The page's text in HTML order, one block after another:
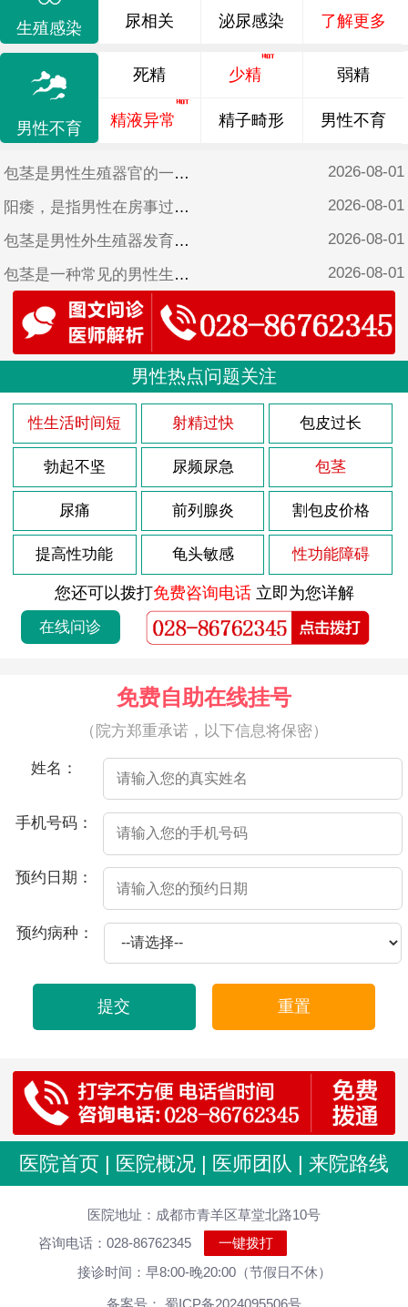
生殖感染 尿相关 泌尿感染 了解更多
男性不育
死精 少精 弱精
精液异常 精子畸形 男性不育
包茎是男性生殖器官的一种常见疾病，特别是在儿童时期。它是指男性阴茎的包皮无法完全向后拉伸，从而无法暴露出阴茎头部。尽管包茎在儿童时期很常见，但它可能会引起一些潜在的健康问题。医院将探讨一下10岁小男孩包茎的症状以及可能的治疗方法。 2026-08-01
阳痿，是指男性在房事过程中没发硬起来或者保持勃起的现象。在医学上，阳痿也称为勃起功能障碍，简称为ED，是男性性功能障碍的一种常见类型。近年来，随着生活方式的改变和心理压力的增加，阳痿的患病率也不断上升，给许多男性带来了不少困扰。 2026-08-01
包茎是男性外生殖器发育异常的一种常见情况，通常在婴儿时期就可以观察到。包茎是指男性的包皮无法完全向后拉开，从而无法暴露龟头。在5岁的孩子身上，包茎的症状可能会更加明显。 2026-08-01
包茎是一种常见的男性生殖器官异常，尤其在幼儿时期更为常见。对于4岁男宝来说，包茎症状可能会引起家长的担忧和不安。医院将详细介绍包茎的症状，并为家长提供解决方法，以帮助他们更好地理解和处理这一问题。 2026-08-01
列腺炎是男性常见的疾病之一，尽管多发于成年男性，但也有少数青少年患者。本文将探讨17岁前列腺炎的原因，并提供一些预防措施，帮助读者了解并预防这一疾病。
包茎是男性生殖器官的一种常见疾病，特别是在儿童中。9岁的包茎症状可能会引起家长的担忧和孩子的不适，因此及早了解、正确对待这一问题至关重要。医院将为您详细介绍9岁包茎的症状，帮助您更好地关爱孩子的健康成长。 2026-08-01
3型前列腺炎是一种常见的男性疾病，它主要是由于多种原因引起的。医院将详细介绍一下3型前列腺炎的原因。
包茎是一种常见的男性生殖器官异常，通常在出生后不久就能够观察到。对于一个6岁的男孩来说，包茎可能会引起一些症状和问题。医院将探讨一下6岁儿童包茎的症状以及可能的解决方法。 2026-08-01
首先需要明确的是，阳痿是一种男性性功能障碍，其主要表现是没发达到或维持勃起状态，而非仅仅是射精过快或过多。因此，5分钟射精算不上阳痿。 2026-08-01
医院表示：17岁前的男性患上前列腺炎的原因有很多，主要包括以下几个方面。 2026-08-01
射精疼痛是指男性在射精的过程中感到疼痛或不适。这种疼痛可能会出现在射精前、射精后或持续一段时间。射精疼痛可能由多种原因引起，以下是一些常见的原因。 2026-07-21
医院介绍射精时会痛，可能是由于以下原因： 2026-07-21
射精时带血，是许多男性都会遇到的问题，通常情况下，这种现象并不会引起严重的危害，但也不容忽视，尤其是当出现频率增多时，需要及时就医。 2026-07-21
射精疼痛是指在射精过程中或射精后出现疼痛的情况。这种疼痛的原因非常多，可能与生理因素、心理因素、感染、损伤等因素相关。 2026-07-21
射精疼痛是男性朋友常见的问题之一，可能是由于前列腺炎、尿道炎、以及其他非感染性因素等原因引起的。如果您遇到了这种情况，不要慌张，接下来介绍一些处理办法，希望对您有所帮助。 2026-07-21
射精疼痛是指在射精时出现阴茎、睾丸或会阴部位的疼痛。在一些情况下，这种疼痛可以持续数小时或数天，甚至可以干扰正常房事。这种疼痛可能由多种原因引起，包括生殖部位感染、前列腺炎、尿道炎、包皮过长以及生殖部位伤害等。
射精时出现疼痛和血液是一种不正常的情况，通常可能是由以下多种因素导致的。
射精疼痛是指在性行为或撸管等活动中，当男性达到性奋并射精时出现的疼痛感。这种疼痛可能会在射精后立即或一段时间后出现，疼痛程度因个体差异而有所不同，有时可能会持续数秒或数分钟，甚至可能会持续数小时。射精疼痛可能是由多种不同因素引起的，以下是一些常见的原因： 2026-07-21
导致龟头炎的三大原因
包皮龟头炎爱你的因素 2025-10-21
必知为怎么会患上前列腺炎的病 2025-09-11
必知龟头炎征兆是什么,怎样医治效果好 2025-09-06
必知附睾炎造成如何危害
出现早泄的病因是怎样吗 2025-08-17
尿道炎伴随哪些心理障碍 2025-08-14
包茎的治疗方法 2025-08-08
包皮过长该做什么手术 2025-07-30
包皮过长还是别自慰好
包皮过长对肾脏危害大 男性千万莫忽视 医院科普
男性热点问题关注
性生活时间短 射精过快 包皮过长
勃起不坚 尿频尿急 包茎
尿痛 前列腺炎 割包皮价格
提高性功能 龟头敏感 性功能障碍
您还可以拨打免费咨询电话立即为您详解
在线问诊
免费自助在线挂号
（院方郑重承诺，以下信息将保密）
姓名：
手机号码：
预约日期：
预约病种：
提交 重置
医院首页 | 医院概况 | 医师团队 | 来院路线
医院地址：成都市青羊区草堂北路10号
咨询电话：028-86762345
一键拨打
接诊时间：早8:00-晚20:00（节假日不休）